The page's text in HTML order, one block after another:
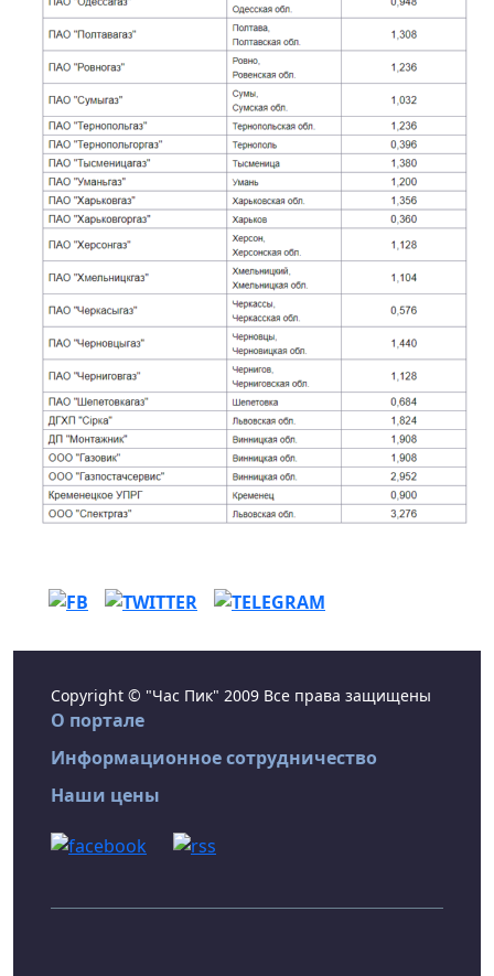
Copyright © "Час Пик" 2009 Все права защищены
О портале
Информационное сотрудничество
Наши цены